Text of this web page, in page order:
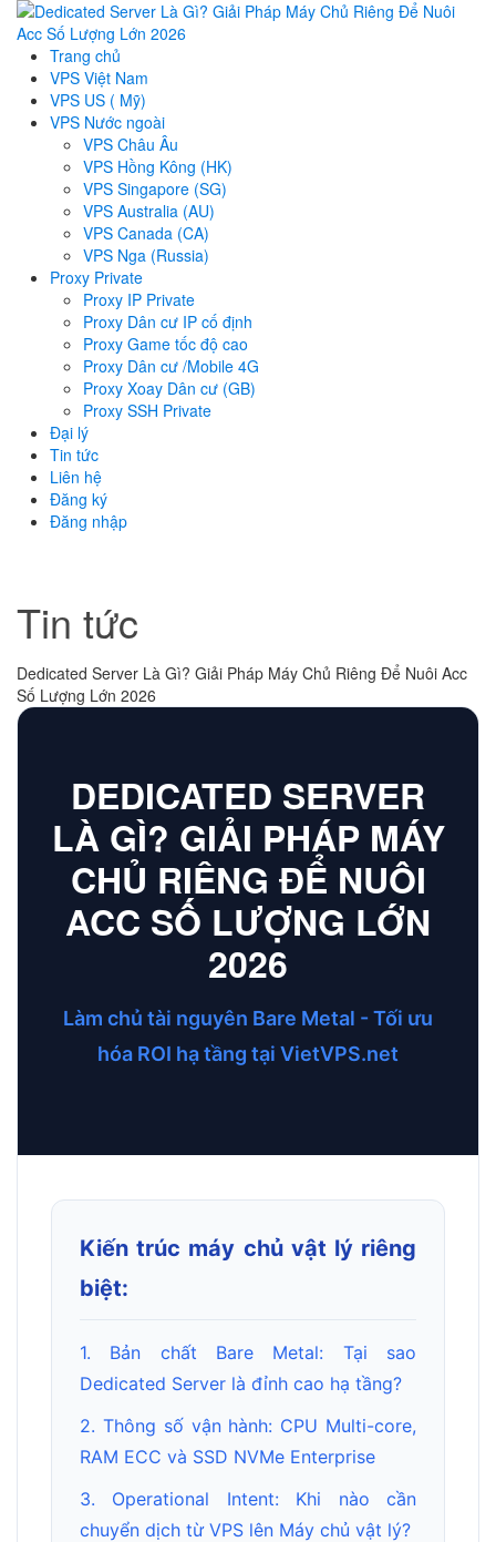
Trang chủ
VPS Việt Nam
VPS US ( Mỹ)
VPS Nước ngoài
VPS Châu Âu
VPS Hồng Kông (HK)
VPS Singapore (SG)
VPS Australia (AU)
VPS Canada (CA)
VPS Nga (Russia)
Proxy Private
Proxy IP Private
Proxy Dân cư IP cố định
Proxy Game tốc độ cao
Proxy Dân cư /Mobile 4G
Proxy Xoay Dân cư (GB)
Proxy SSH Private
Đại lý
Tin tức
Liên hệ
Đăng ký
Đăng nhập
Tin tức
Dedicated Server Là Gì? Giải Pháp Máy Chủ Riêng Để Nuôi Acc
Số Lượng Lớn 2026
DEDICATED SERVER
LÀ GÌ? GIẢI PHÁP MÁY
CHỦ RIÊNG ĐỂ NUÔI
ACC SỐ LƯỢNG LỚN
2026
Làm chủ tài nguyên Bare Metal - Tối ưu
hóa ROI hạ tầng tại VietVPS.net
Kiến trúc máy chủ vật lý riêng
biệt:
1. Bản chất Bare Metal: Tại sao
Dedicated Server là đỉnh cao hạ tầng?
2. Thông số vận hành: CPU Multi-core,
RAM ECC và SSD NVMe Enterprise
3. Operational Intent: Khi nào cần
chuyển dịch từ VPS lên Máy chủ vật lý?